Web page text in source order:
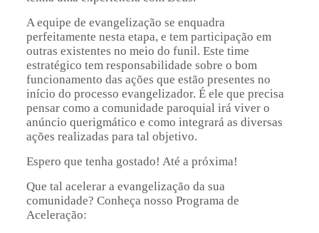
A equipe de evangelização se enquadra
perfeitamente nesta etapa, e tem participação em
outras existentes no meio do funil. Este time
estratégico tem responsabilidade sobre o bom
funcionamento das ações que estão presentes no
início do processo evangelizador. É ele que precisa
pensar como a comunidade paroquial irá viver o
anúncio querigmático e como integrará as diversas
ações realizadas para tal objetivo.
Espero que tenha gostado! Até a próxima!
Que tal acelerar a evangelização da sua
comunidade? Conheça nosso Programa de
Aceleração: